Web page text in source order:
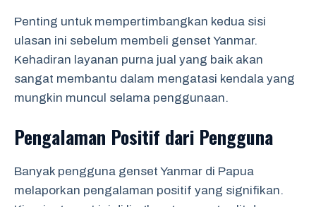
Penting untuk mempertimbangkan kedua sisi
ulasan ini sebelum membeli genset Yanmar.
Kehadiran layanan purna jual yang baik akan
sangat membantu dalam mengatasi kendala yang
mungkin muncul selama penggunaan.
Pengalaman Positif dari Pengguna
Banyak pengguna genset Yanmar di Papua
melaporkan pengalaman positif yang signifikan.